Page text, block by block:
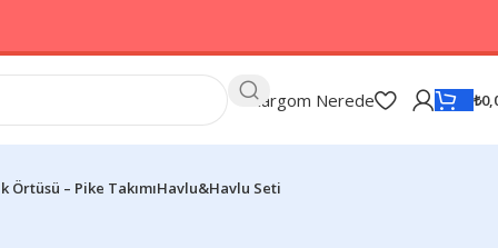
Kargom Nerede ₺
Örtüsü – Pike TakımıHavlu&Havlu Seti